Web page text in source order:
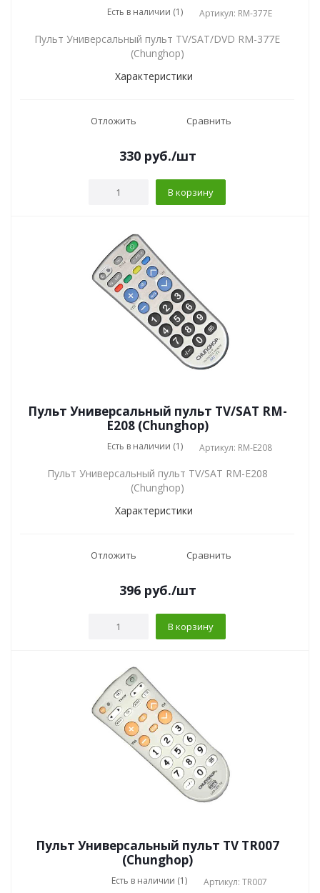
Есть в наличии (1) Артикул: RM-377E
Пульт Универсальный пульт TV/SAT/DVD RM-377E
(Chunghop)
Характеристики
Отложить Сравнить
330руб./шт
В корзину
Пульт Универсальный пульт TV/SAT RM-
E208 (Chunghop)
Есть в наличии (1) Артикул: RM-E208
Пульт Универсальный пульт TV/SAT RM-E208
(Chunghop)
Характеристики
Отложить Сравнить
396руб./шт
В корзину
Пульт Универсальный пульт TV TR007
(Chunghop)
Есть в наличии (1) Артикул: TR007